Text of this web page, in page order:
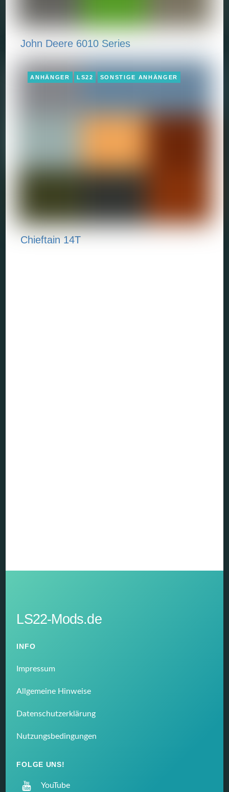
John Deere 6010 Series
ANHÄNGER LS22 SONSTIGE ANHÄNGER
Chieftain 14T
LS22-Mods.de
INFO
Impressum
Allgemeine Hinweise
Datenschutzerklärung
Nutzungsbedingungen
FOLGE UNS!
YouTube